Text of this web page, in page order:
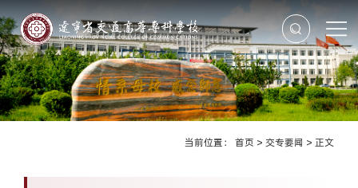
当前位置：首页 > 交专要闻 > 正文